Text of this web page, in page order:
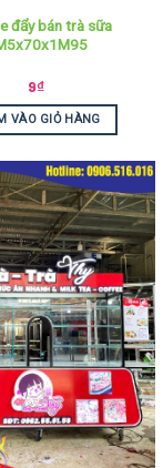
đẩy bán trà sữa
9₫
VÀO GIỎ HÀNG